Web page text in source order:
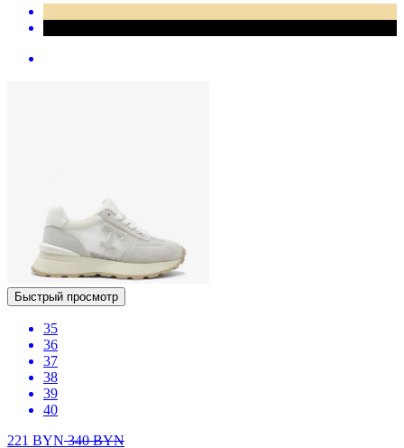
Быстрый просмотр
35
36
37
38
39
40
221 BYN340BYN